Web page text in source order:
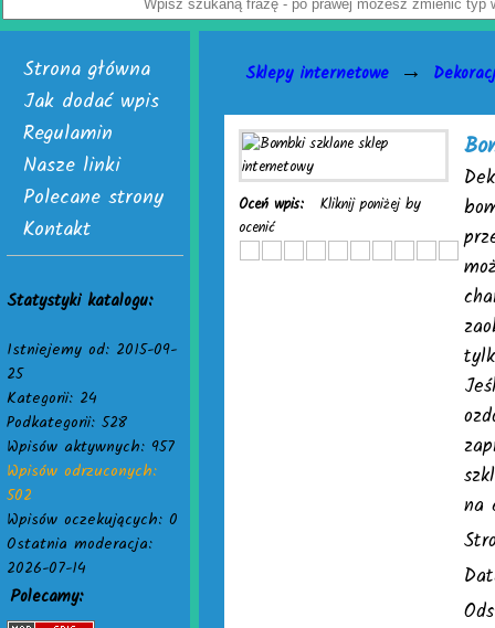
Strona główna
Jak dodać wpis
Regulamin
Nasze linki
Polecane strony
Kontakt
Statystyki katalogu:
Istniejemy od: 2015-09-
25
Kategorii: 24
Podkategorii: 528
Wpisów aktywnych: 957
Wpisów odrzuconych:
502
Wpisów oczekujących: 0
Ostatnia moderacja:
2026-07-14
Polecamy:
Sklepy internetowe →
Oceń wpis:
Kliknij poniżej by
ocenić
na